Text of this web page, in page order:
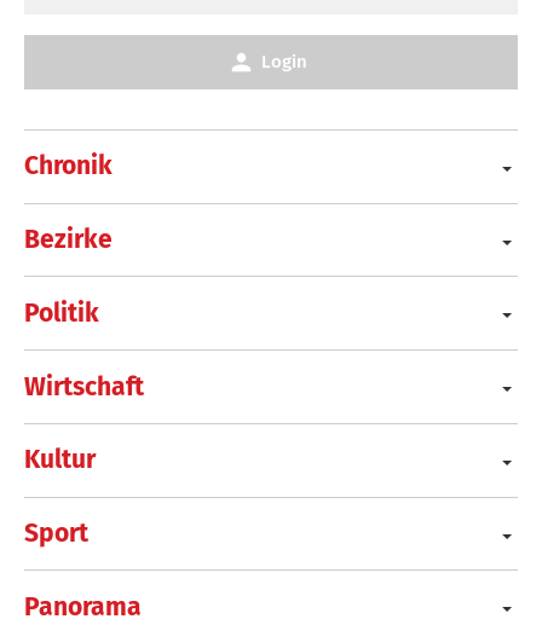
Chronik
Bezirke
Politik
Wirtschaft
Kultur
Sport
Panorama
Login